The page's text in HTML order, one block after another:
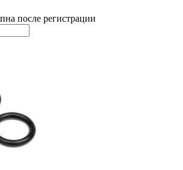
после регистрации